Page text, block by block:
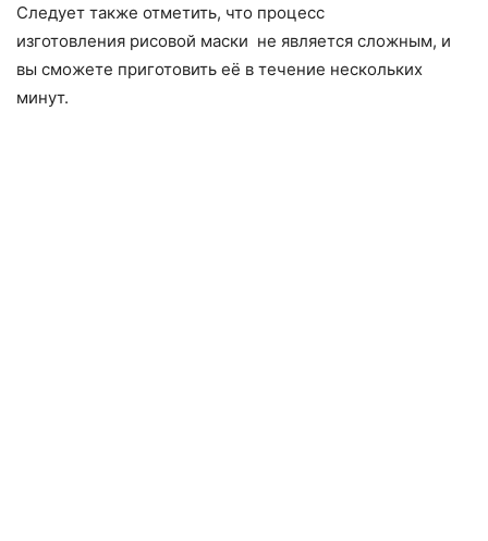
Следует также отметить, что процесс
изготовления рисовой маски не является сложным, и
вы сможете приготовить её в течение нескольких
минут.